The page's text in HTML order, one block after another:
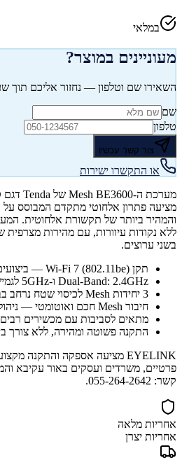
במלאי
מעוניינים במוצר?
השאירו שם וטלפון — נחזור אליכם תוך
שם
טלפון
צור קשר עכשיו
או התקשרו ישירות
והמהיר ביותר של תקשורת אלחוטית.
בשני ערוצים.
תקן Wi-Fi 7 (802.11be) — ביצועים גבוהים במיוחד
Dual-Band: 2.4GHz ו-5GHz לגמישות מרבית
3 יחידות Mesh לכיסוי שטח נרחב בבית או בעסק
חיבור Mesh חכם ואוטומטי — ניהול קל דרך אפליקציה
מתאים לסביבות עם מכשירים רבים
התקנה פשוטה ומהירה, ללא צורך
פרטיים, משרדים ועסקים באור עקיבא
קשר: 055-264-2642.
אחריות מלאה
אחריות יצרן